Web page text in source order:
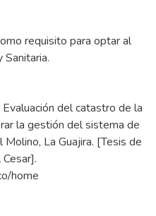
requisito para optar al
del catastro de la
la gestión del sistema de
La Guajira. [Tesis de
home